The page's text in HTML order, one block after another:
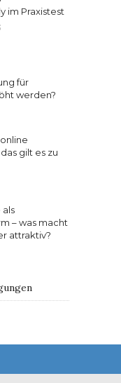
im Praxistest
für
werden?
gilt es zu
als
– was macht
attraktiv?